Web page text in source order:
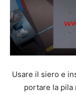
Usare il siero e
portare la pila